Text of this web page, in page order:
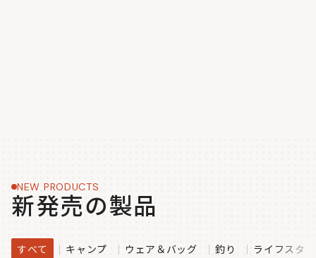
NEW PRODUCTS
新発売の製品
すべて キャンプ ウェア＆バッグ 釣り ライフスタ